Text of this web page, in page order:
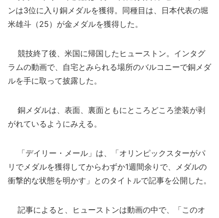
ンは3位に入り銅メダルを獲得。同種目は、日本代表の堀
米雄斗（25）が金メダルを獲得した。
競技終了後、米国に帰国したヒューストン。インタグ
ラムの動画で、自宅とみられる場所のバルコニーで銅メダ
ルを手に取って披露した。
銅メダルは、表面、裏面ともにところどころ塗装が剥
がれているようにみえる。
「デイリー・メール」は、「オリンピックスターがパ
リでメダルを獲得してからわずか1週間余りで、メダルの
衝撃的な状態を明かす」とのタイトルで記事を公開した。
記事によると、ヒューストンは動画の中で、「このオ